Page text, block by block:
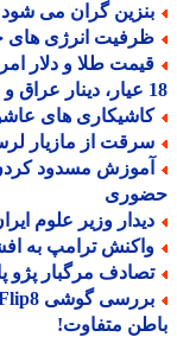
گران می شود؟
انرژی های خورشیدی
های
از مازیار
مسدود کردن
وزیر علوم
ترامپ به
مرگبار پژو پارس و ساینا؛ 7 نفر
متفاوت!